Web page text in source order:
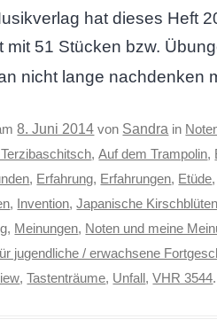
hat dieses Heft
mit 51 Stücken bzw.
nicht lange nachdenken
8. Juni 2014 von Sandra in
,Auf dem Trampolin,
, Erfahrung, Erfahrungen, Etüde,
, Invention,Japanische Kirschblüten
, Meinungen, Noten und meine
jugendliche / erwachsene
,Tastenträume, Unfall,VHR 3544.